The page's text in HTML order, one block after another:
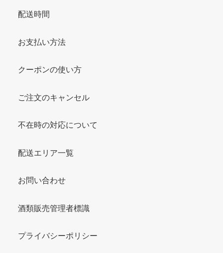
配送時間
お支払い方法
クーポンの使い方
ご注文のキャンセル
不在時の対応について
配送エリア一覧
お問い合わせ
酒類販売管理者標識
プライバシーポリシー